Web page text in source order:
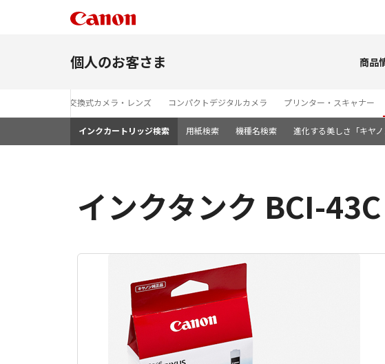
個人のお客さま 商品
レンズ交換式カメラ・レンズ コンパクトデジタルカメラ プリンター・スキャナー
インクカートリッジ検索 用紙検索 機種名検索 進化する美しさ「キヤノ
インクタンク BCI-43C